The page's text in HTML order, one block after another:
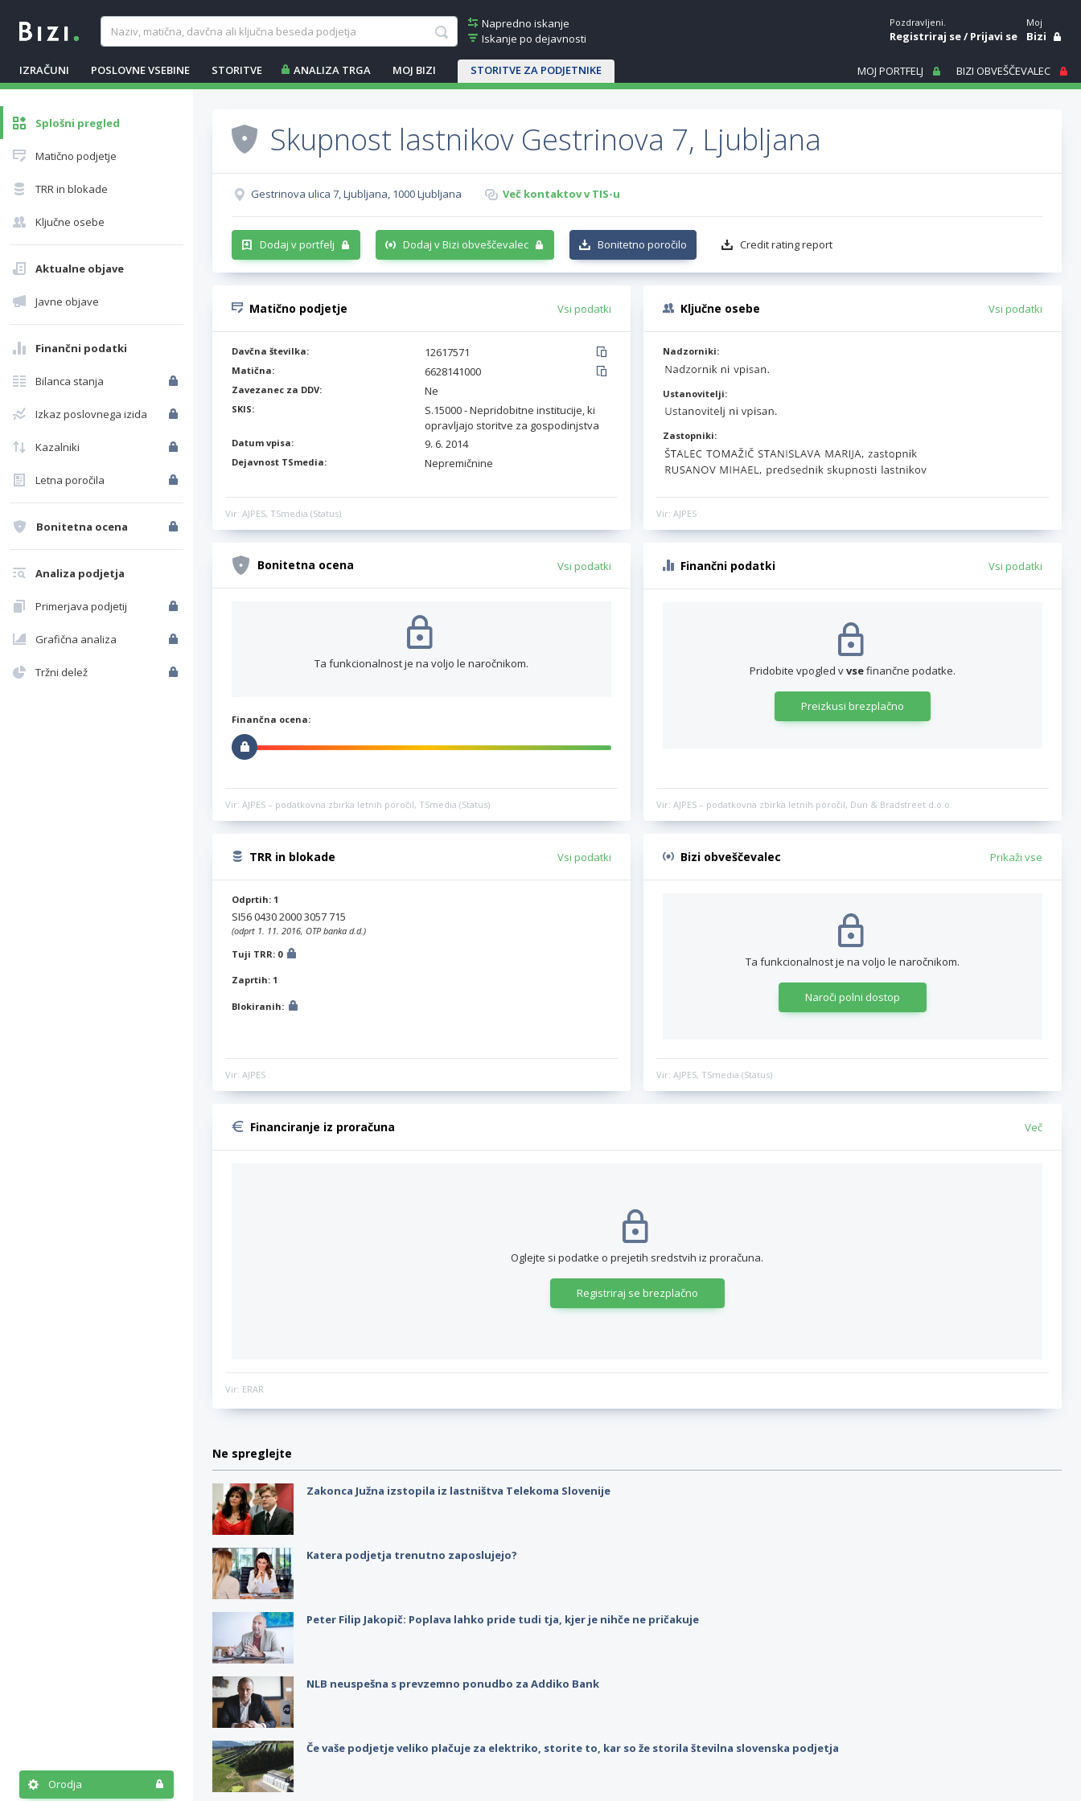
Napredno iskanje
Iskanje po dejavnosti
IZRAČUNI POSLOVNE VSEBINE STORITVE ANALIZA TRGA MOJ BIZI STORITVE ZA PODJETNIKE
Pozdravljeni.
Registriraj se/Prijavi se
Moj
Bizi
MOJ PORTFELJ BIZI OBVEŠČEVALEC
Splošni pregled
Matično podjetje
TRR in blokade
Ključne osebe
Aktualne objave
Javne objave
Finančni podatki
Bilanca stanja
Izkaz poslovnega izida
Kazalniki
Letna poročila
Bonitetna ocena
Analiza podjetja
Primerjava podjetij
Grafična analiza
Tržni delež
Orodja
Skupnost lastnikov Gestrinova 7, Ljubljana
Gestrinova ulica 7, Ljubljana, 1000 Ljubljana Več kontaktov v TIS-u
Dodaj v portfelj Dodaj v Bizi obveščevalec Bonitetno poročilo Credit rating report
Matično podjetje Vsi podatki
Davčna številka: 12617571
Matična: 6628141000
Zavezanec za DDV: Ne
SKIS:
S.15000 - Nepridobitne institucije, ki
opravljajo storitve za gospodinjstva
Datum vpisa: 9. 6. 2014
Dejavnost TSmedia: Nepremičnine
Vir: AJPES, TSmedia (Status)
Ključne osebe Vsi podatki
Nadzorniki:
Ustanovitelji:
Zastopniki:
Vir: AJPES
Bonitetna ocena Vsi podatki
Ta funkcionalnost je na voljo le naročnikom.
Finančna ocena:
Vir: AJPES – podatkovna zbirka letnih poročil, TSmedia (Status)
Finančni podatki Vsi podatki
Pridobite vpogled vvsefinančne podatke.
Preizkusi brezplačno
Vir: AJPES – podatkovna zbirka letnih poročil, Dun & Bradstreet d.o.o.
TRR in blokade Vsi podatki
Odprtih: 1
SI56 0430 2000 3057 715
(odprt 1. 11. 2016, OTP banka d.d.)
Tuji TRR: 0
Zaprtih: 1
Blokiranih:
Vir: AJPES
Bizi obveščevalec Prikaži vse
Ta funkcionalnost je na voljo le naročnikom.
Naroči polni dostop
Vir: AJPES, TSmedia (Status)
Financiranje iz proračuna Več
Oglejte si podatke o prejetih sredstvih iz proračuna.
Registriraj se brezplačno
Vir: ERAR
Ne spreglejte
Zakonca Južna izstopila iz lastništva Telekoma Slovenije
Katera podjetja trenutno zaposlujejo?
Peter Filip Jakopič: Poplava lahko pride tudi tja, kjer je nihče ne pričakuje
NLB neuspešna s prevzemno ponudbo za Addiko Bank
Če vaše podjetje veliko plačuje za elektriko, storite to, kar so že storila številna slovenska podjetja